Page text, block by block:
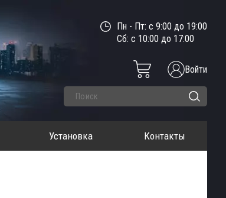
Пн - Пт: с 9:00 до 19:00
Сб: с 10:00 до 17:00
Войти
Установка Контакты